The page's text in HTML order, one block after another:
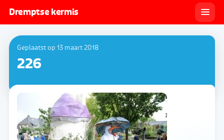
Dremptse kermis
Geplaatst op 13 maart 2018
226